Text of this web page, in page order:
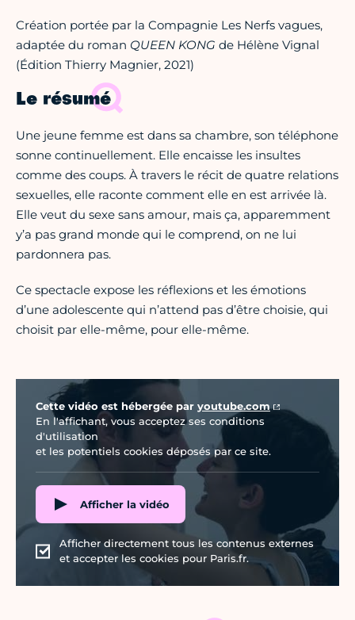
Création portée par la Compagnie Les Nerfs vagues,
adaptée du roman QUEEN KONG de Hélène Vignal
(Édition Thierry Magnier, 2021)
Le résumé
Une jeune femme est dans sa chambre, son téléphone
sonne continuellement. Elle encaisse les insultes
comme des coups. À travers le récit de quatre relations
sexuelles, elle raconte comment elle en est arrivée là.
Elle veut du sexe sans amour, mais ça, apparemment
y’a pas grand monde qui le comprend, on ne lui
pardonnera pas.
Ce spectacle expose les réflexions et les émotions
d’une adolescente qui n’attend pas d’être choisie, qui
choisit par elle-même, pour elle-même.
Vidéo Youtube
Cette vidéo est hébergée par youtube.com
En l'affichant, vous acceptez ses conditions
d'utilisation
et les potentiels cookies déposés par ce site.
Afficher la vidéo
Afficher directement tous les contenus externes
et accepter les cookies pour Paris.fr.